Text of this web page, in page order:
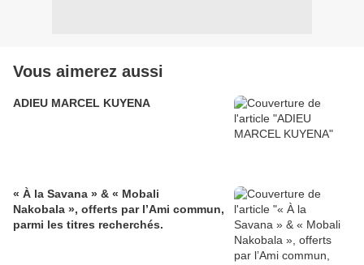
Vous aimerez aussi
ADIEU MARCEL KUYENA
« À la Savana » & « Mobali
Nakobala », offerts par l’Ami commun,
parmi les titres recherchés.